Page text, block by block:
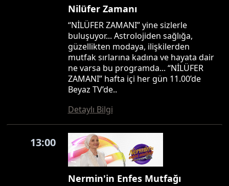
Nilüfer Zamanı
“NİLÜFER ZAMANI” yine sizlerle
buluşuyor... Astrolojiden sağlığa,
güzellikten modaya, ilişkilerden
mutfak sırlarına kadına ve hayata dair
ne varsa bu programda... “NİLÜFER
ZAMANI” hafta içi her gün 11.00’de
Beyaz TV’de..
Detaylı Bilgi
13:00
Nermin'in Enfes Mutfağı